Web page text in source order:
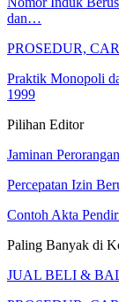
dan…
PROSEDUR,
Praktik Monopoli
1999
Pilihan Editor
Jaminan
Percepatan Izin
Contoh Akta
Paling Banyak di
JUAL BELI &